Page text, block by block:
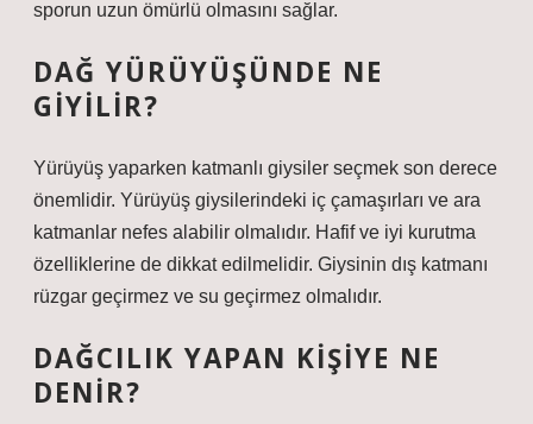
sporun uzun ömürlü olmasını sağlar.
DAĞ YÜRÜYÜŞÜNDE NE
GIYILIR?
Yürüyüş yaparken katmanlı giysiler seçmek son derece
önemlidir. Yürüyüş giysilerindeki iç çamaşırları ve ara
katmanlar nefes alabilir olmalıdır. Hafif ve iyi kurutma
özelliklerine de dikkat edilmelidir. Giysinin dış katmanı
rüzgar geçirmez ve su geçirmez olmalıdır.
DAĞCILIK YAPAN KIŞIYE NE
DENIR?